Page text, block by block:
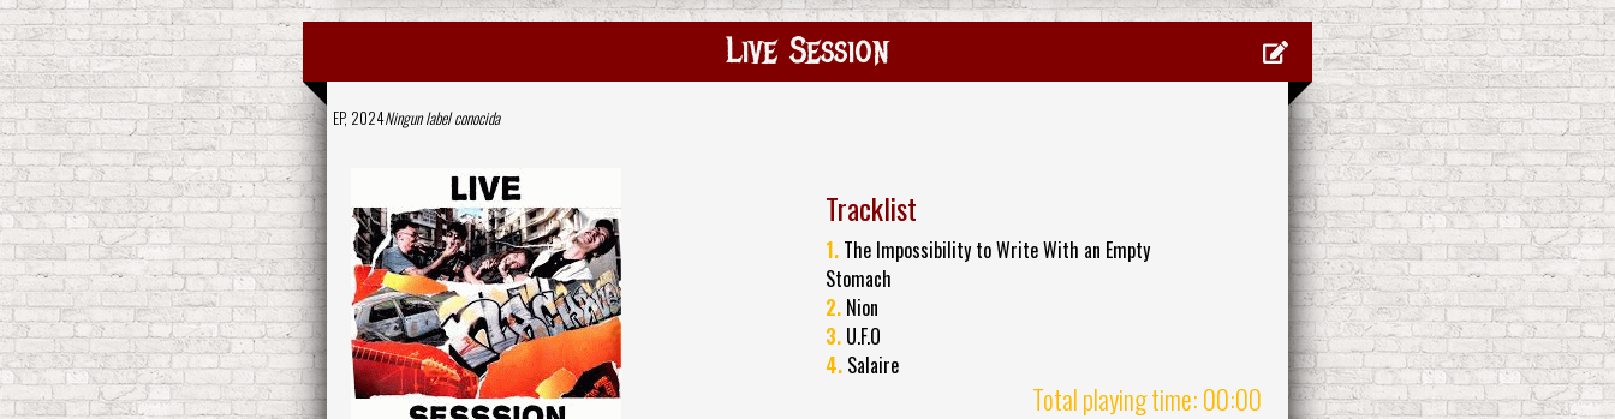
Live Session
EP, 2024Ningun label conocida
Tracklist
1. The Impossibility to Write With an Empty
Stomach
2. Nion
3. U.F.O
4. Salaire
Total playing time: 00:00